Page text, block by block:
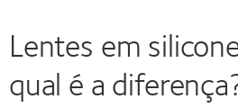
Lentes em
qual é a